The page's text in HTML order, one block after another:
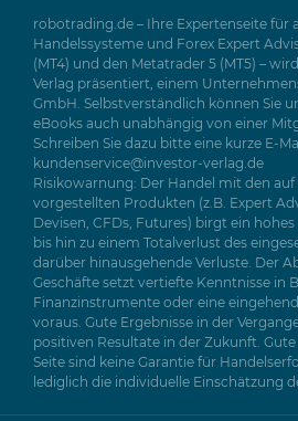
robotrading.de – Ihre Expertenseite für
Handelssysteme und Forex Expert
(MT4) und den Metatrader 5 (MT5) –
Verlag präsentiert, einem
GmbH. Selbstverständlich können Sie
eBooks auch unabhängig von einer
Schreiben Sie dazu bitte eine kurze E-
kundenservice@investor-verlag.de
Risikowarnung: Der Handel mit den
vorgestellten Produkten (z.B. Expert
Devisen, CFDs, Futures) birgt ein
bis hin zu einem Totalverlust des
darüber hinausgehende Verluste. Der
Geschäfte setzt vertiefte Kenntnisse in
Finanzinstrumente oder eine
voraus. Gute Ergebnisse in der
positiven Resultate in der Zukunft.
Seite sind keine Garantie für
lediglich die individuelle Einschätzung